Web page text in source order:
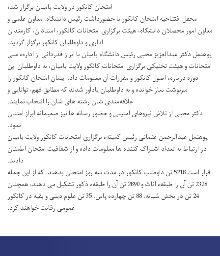
امتحان کانکور در ولایت بامیان برگزار شد؛
محفل افتتاحیه امتحان کانکور با حضور‌داشت رئیس دانشگاه، معاون علمی و
معاون امور محصلان دانشگاه، هیئت برگزاری امتحانات کانکور، استادان، کارمندان
اداری و داوطلبان کانکور برگزار گردید.
پوهنمل دکتر عبدالعزیز محبی رئیس دانشگاه بامیان با ابراز قدر‌دانی از ادارهء ملی
امتحانات و هیئت تخنیکی برگزاری امتحانات کانکور ولایت بامیان، به داوطلبان این
دوره دربارهء اصول کانکور و مقررات آن معلومات داد. ایشان امتحان کانکور را
سرنوشت ساز خوانده و به داوطلبان یادآور شدند که مطابق فهم، توانایی و
علاقه‌مندی شان رشته های شان را انتخاب نمایند.
دکتر محبی از تلاش نیروهای امنیتی و حضور رسانه ها نیز صمیمانه ابراز امتنان
نمود.
پوهنمل عبدالرحمن عثمانی رئیس کمیتهء برگزاری امتحانات کانکور ولایت بامیان
در ارتباط به تعداد اشتراک کننده ها معلومات داده و از شفافیت امتحان اطمنان
دادند.
قرار است 5218 تن داوطلب کانکور در مدت سه روز امتحان بدهند. که از این جمله
2328 تن آن را طبقهء اناث و 2890 تن آن را طبقهء ذکور تشکیل می دهند، همچنان
24 تن در بخش شبانه، 88 تن چهارده پاس، 35 تن علوم دینی و بقیه در کانکور
عمومی رقابت خواهند کرد.